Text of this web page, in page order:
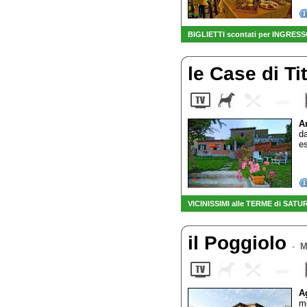
BIGLIETTI scontati per
le Case di
VICINISSIMI alle TERME di
il Poggiolo -